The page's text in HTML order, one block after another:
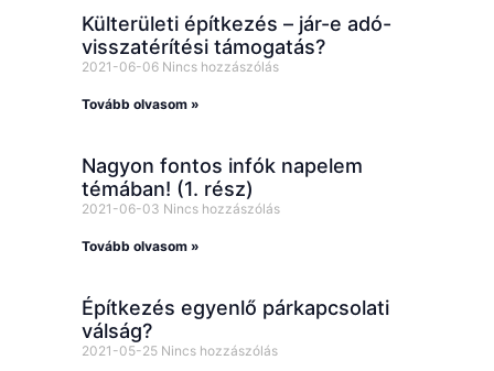
Külterületi építkezés – jár-e adó-
visszatérítési támogatás?
2021-06-06 Nincs hozzászólás
Tovább olvasom »
Nagyon fontos infók napelem
témában! (1. rész)
2021-06-03 Nincs hozzászólás
Tovább olvasom »
Építkezés egyenlő párkapcsolati
válság?
2021-05-25 Nincs hozzászólás